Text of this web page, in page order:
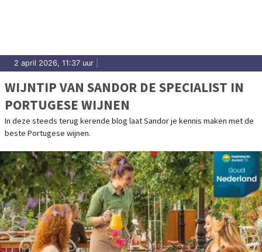
2 april 2026, 11:37 uur
WIJNTIP VAN SANDOR DE SPECIALIST IN
PORTUGESE WIJNEN
In deze steeds terug kerende blog laat Sandor je kennis maken met de
beste Portugese wijnen.